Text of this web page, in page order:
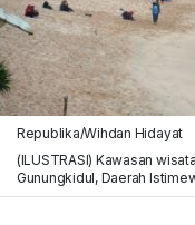
Republika/Wihdan Hidayat
(ILUSTRASI) Kawasan
Gunungkidul, Daerah